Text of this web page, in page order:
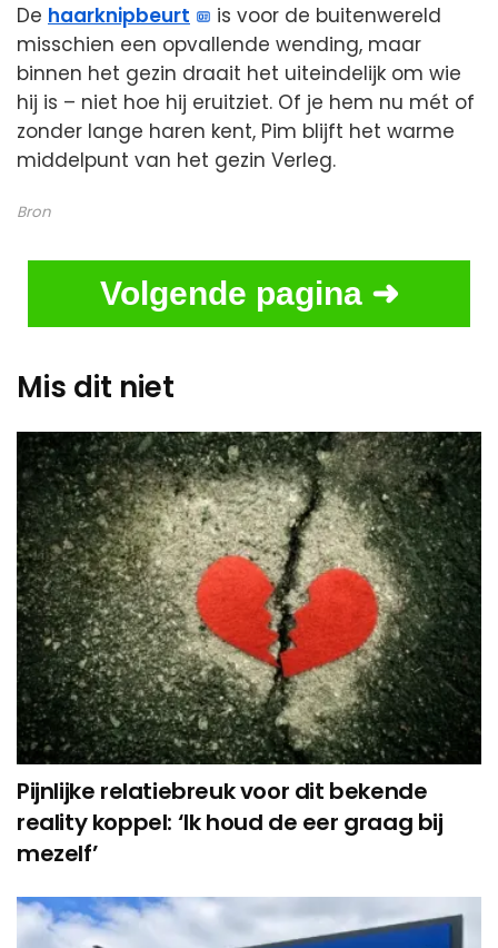
De haarknipbeurt
is voor de buitenwereld
misschien een opvallende wending, maar
binnen het gezin draait het uiteindelijk om wie
hij is – niet hoe hij eruitziet. Of je hem nu mét of
zonder lange haren kent, Pim blijft het warme
middelpunt van het gezin Verleg.
Bron
Volgende pagina ➜
Mis dit niet
Pijnlijke relatiebreuk voor dit bekende
reality koppel: ‘Ik houd de eer graag bij
mezelf’